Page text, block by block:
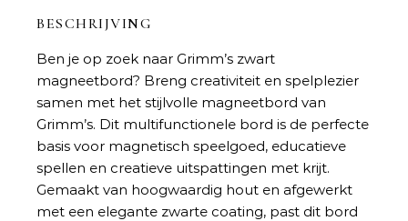
BESCHRIJVING
Ben je op zoek naar Grimm’s zwart
magneetbord? Breng creativiteit en spelplezier
samen met het stijlvolle magneetbord van
Grimm’s. Dit multifunctionele bord is de perfecte
basis voor magnetisch speelgoed, educatieve
spellen en creatieve uitspattingen met krijt.
Gemaakt van hoogwaardig hout en afgewerkt
met een elegante zwarte coating, past dit bord